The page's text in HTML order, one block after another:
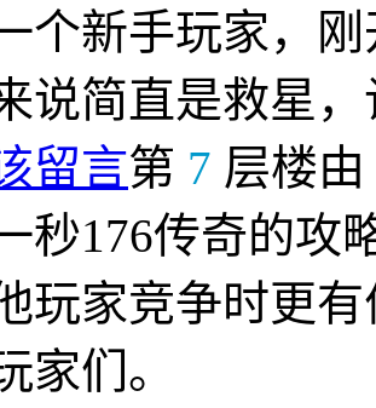
个新手玩家，
说简直是救星
留言第 7 层楼由
秒176传奇的攻
玩家竞争时更
家们。